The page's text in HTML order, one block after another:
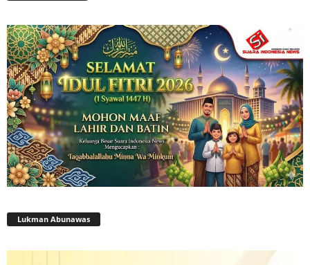
Lukman Abunawas